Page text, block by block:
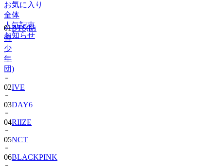
お気に入り
全体
人気記事
お知らせ
01BTS(防
弾
少
年
団)
02 IVE
03DAY6
04RIIZE
05NCT
06BLACKPINK
07TWS